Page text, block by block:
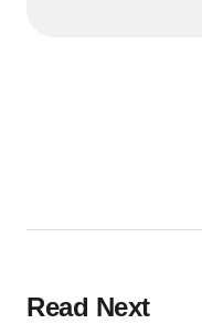
Read Next